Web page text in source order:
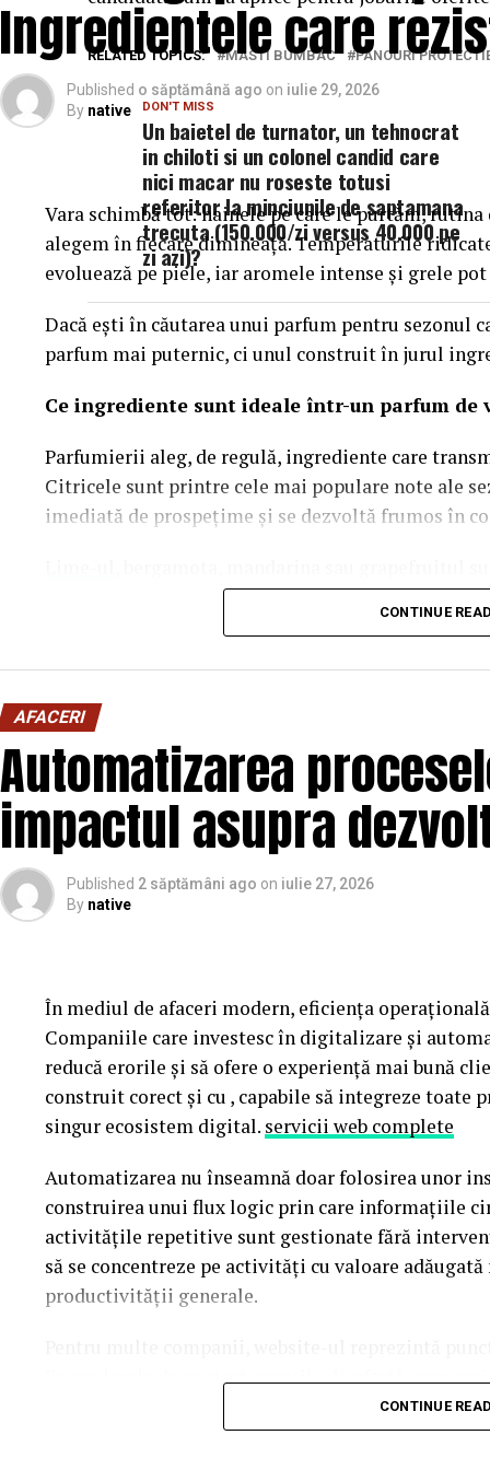
RELATED TOPICS: MASTI BUMBAC PANOURI
DON'T MISS
Un baietel de turnator, un tehnocrat
in chiloti si un colonel candid care
nici macar nu roseste totusi
referitor la minciunile de saptamana
trecuta (150.000/zi versus 40.000 pe
zi azi)?
Ingredientele care
Published o săptămână ago on iulie 29, 2026
By native
Vara schimbă tot: hainele pe care le purtăm,
alegem în fiecare dimineață. Temperaturile
evoluează pe piele, iar aromele intense și grele
Dacă ești în căutarea unui parfum pentru sezonul
parfum mai puternic, ci unul construit în jurul
Ce ingrediente sunt ideale într-un parfum de
Parfumierii aleg, de regulă, ingrediente care
Citricele sunt printre cele mai populare note ale
imediată de prospețime și se dezvoltă frumos în
acorduri curate sau ingrediente lemnoase
În același timp, parfumurile inspirate de vacanțe
teren. Ingrediente precum smochina, laptele de
parfumuri solare, relaxate și confortabile, perfecte
De ce parfumul miroase diferit vara?
Căldura intensifică evaporarea parfumului și
perceput. De aceea, aceeași creație poate avea un
Parfumurile echilibrate, construite pe contraste
Două parfumuri inspirate de vară și de
Pornind de la această tendință, Oriflame
parfumuri create împreună cu Givaudan, unul
La La Lime– prospețime reinterpretată
Dacă preferi parfumurile fresh, luminoase și
persistență. Rezultatul este un parfum vibrant,
CONTINUE
AFACERI
Automatizarea
impactul asupra
Published 2 săptămâni ago on iulie 27, 2026
By native
În mediul de afaceri modern, eficiența
Companiile care investesc în digitalizare și
reducă erorile și să ofere o experiență mai bună
construit corect și cu , capabile să integreze
singur ecosistem digital. servicii web complete
Automatizarea nu înseamnă doar folosirea unor
construirea unui flux logic prin care informațiile
activitățile repetitive sunt gestionate fără
să se concentreze pe activități cu valoare
productivității generale.
Formularele de contact, cererile de ofertă,
integrate cu sisteme interne astfel încât
proceduri lente și consumatoare de timp,
CONTINUE